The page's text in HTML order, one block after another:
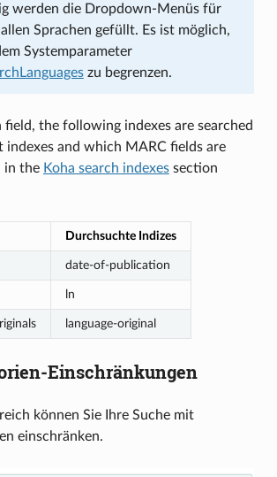
werden die Dropdown-Menüs für
Sprachen gefüllt. Es ist möglich,
Systemparameter
zu begrenzen.
field, the following indexes are searched
indexes and which MARC fields are
in the Koha search indexessection
Durchsuchte Indizes
date-of-publication
ln
language-original
Einschränkungen
können Sie Ihre Suche mit
einschränken.